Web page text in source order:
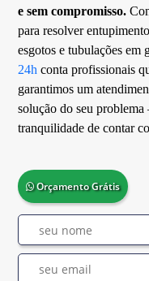
e sem compromisso.
para resolver
esgotos e tubulações em
24h conta profissionais
garantimos um
solução do seu
tranquilidade de contar
Orçamento Grátis